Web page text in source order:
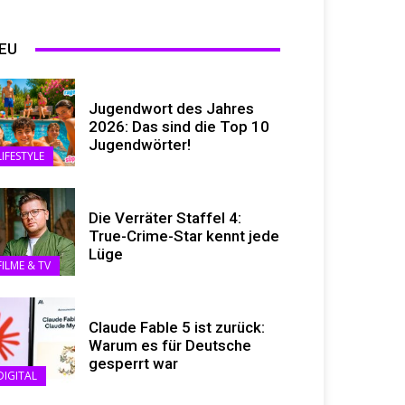
Jugendwort des Jahres
2026: Das sind die Top 10
Jugendwörter!
& TV
Die Verräter Staffel 4:
True-Crime-Star kennt jede
Lüge
Claude Fable 5 ist zurück:
Warum es für Deutsche
gesperrt war